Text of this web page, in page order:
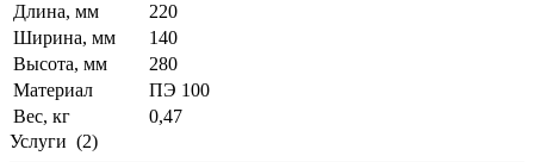
Длина, мм
220
Ширина, мм
140
Высота, мм
280
Материал
ПЭ 100
Вес, кг
0,47
Услуги (2)